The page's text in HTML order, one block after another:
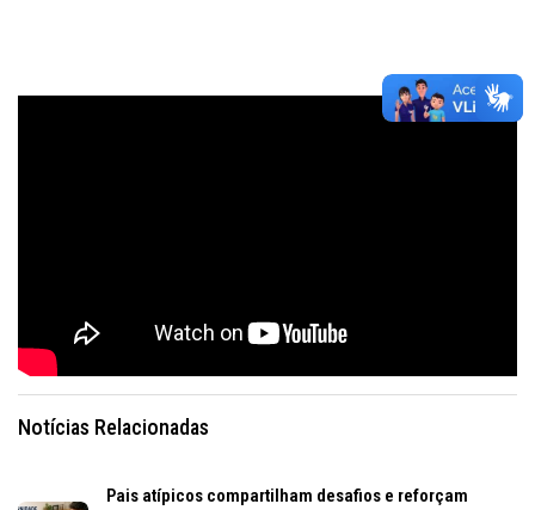
Notícias Relacionadas
Pais atípicos compartilham desafios e reforçam